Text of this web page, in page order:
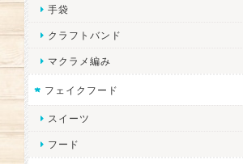
手袋
クラフトバンド
マクラメ編み
フェイクフード
スイーツ
フード